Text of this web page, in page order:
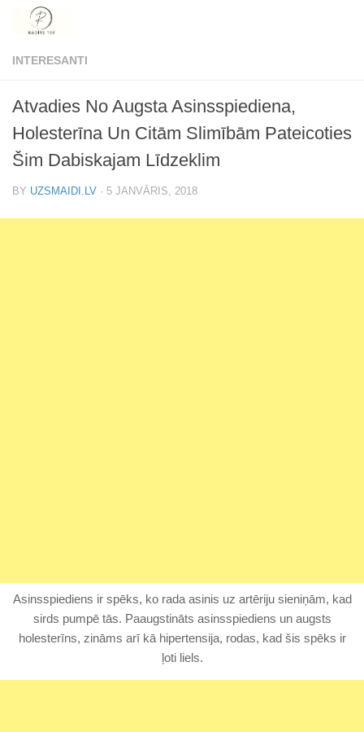
Skip to content
INTERESANTI
Atvadies No Augsta Asinsspiediena,
Holesterīna Un Citām Slimībām Pateicoties
Šim Dabiskajam Līdzeklim
BY UZSMAIDI.LV · 5 JANVĀRIS, 2018
Asinsspiediens ir spēks, ko rada asinis uz artēriju sieniņām, kad
sirds pumpē tās. Paaugstināts asinsspiediens un augsts
holesterīns, zināms arī kā hipertensija, rodas, kad šis spēks ir
ļoti liels.